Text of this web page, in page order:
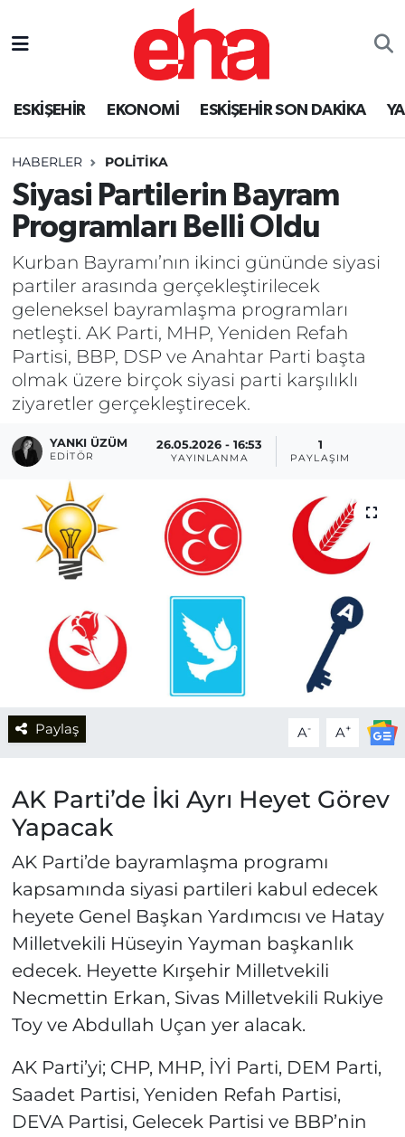
ESKİŞEHİR EKONOMİ ESKİŞEHİR SON DAKİKA
HABERLER POLİTİKA
Siyasi Partilerin Bayram
Programları Belli Oldu
Kurban Bayramı’nın ikinci gününde siyasi
partiler arasında gerçekleştirilecek
geleneksel bayramlaşma programları
netleşti. AK Parti, MHP, Yeniden Refah
Partisi, BBP, DSP ve Anahtar Parti başta
olmak üzere birçok siyasi parti karşılıklı
ziyaretler gerçekleştirecek.
YANKI ÜZÜM
EDITÖR
26.05.2026 - 16:53
YAYINLANMA
1
PAYLAŞIM
Paylaş A- A+
AK Parti’de İki Ayrı Heyet Görev
Yapacak
AK Parti’de bayramlaşma programı
kapsamında siyasi partileri kabul edecek
heyete Genel Başkan Yardımcısı ve Hatay
Milletvekili Hüseyin Yayman başkanlık
edecek. Heyette Kırşehir Milletvekili
Necmettin Erkan, Sivas Milletvekili Rukiye
Toy ve Abdullah Uçan yer alacak.
AK Parti’yi; CHP, MHP, İYİ Parti, DEM Parti,
Saadet Partisi, Yeniden Refah Partisi,
DEVA Partisi, Gelecek Partisi ve BBP’nin